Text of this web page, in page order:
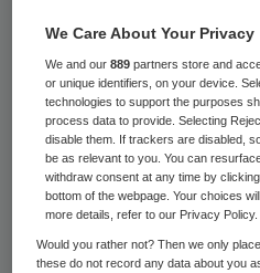
over zorginnovaties
ontwikkelaars moeilijk
komt door een vaak
besluitvorming,
er mee gemoeid zijn
elkaars dagelijkse
makkelijker te maken
Ontwikkel
We Care About Your Privacy
We and our889 partners store and
or unique identifiers, on your device.
technologies to support the purposes
process data to provide. Selecting
disable them. If trackers are disabled,
be as relevant to you. You can
withdraw consent at any time by
bottom of the webpage. Your choices
more details, refer to our Privacy Policy.
Would you rather not? Then we only
these do not record any data about you